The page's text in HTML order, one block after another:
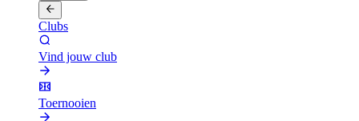
Clubs
Vind jouw club
Toernooien